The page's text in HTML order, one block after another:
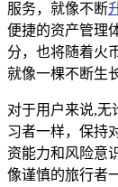
服务，就像不断
便捷的资产管理
分，也将随着火
就像一棵不断生
对于用户来说,无
习者一样，保持
资能力和风险意
像谨慎的旅行者